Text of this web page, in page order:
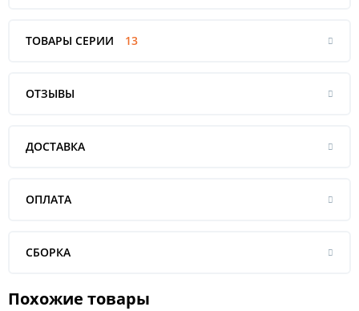
ТОВАРЫ СЕРИИ 13
ОТЗЫВЫ
ДОСТАВКА
ОПЛАТА
СБОРКА
Похожие товары